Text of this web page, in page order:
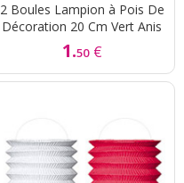
2 Boules Lampion à Pois De
Décoration 20 Cm Vert Anis
1.50 €